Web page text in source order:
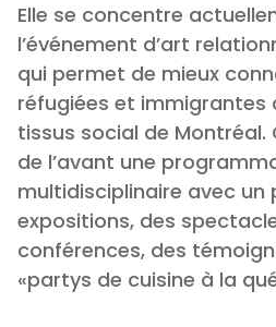
Elle se concentre
l’événement d’art
qui permet de mieux
réfugiées et immigrantes
tissus social de Montréal.
de l’avant une
multidisciplinaire avec un
expositions, des
conférences, des
«partys de cuisine à la